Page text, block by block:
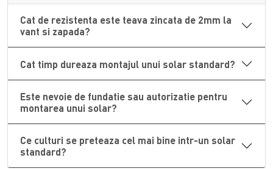
folie de 200 microni ofera o izolatie superioara si o durata de
viata mai lunga, fiind ideala pentru zonele cu ierni aspre.
Pentru a mentine un mediu de lucru curat si a preveni
cresterea buruienilor, poti utiliza in interiorul acestor
solarii legumesifolie agrotextil, in timp ce pentru lunile
caniculare, instalarea unorplase umbrireprofesionale va
proteja plantele de arsurile solare. Aceasta combinatie de
accesorii asigura un control total asupra microclimatului,
permitandu-ti sa obtii rezultate profesionale cu un efort
minim.
Structuri robuste pentru protectia
Cat de rezistenta este teava zincata de 2mm la
vant si zapada?
Cat timp dureaza montajul unui solar standard?
Este nevoie de fundatie sau autorizatie pentru
montarea unui solar?
Ce culturi se preteaza cel mai bine intr-un solar
standard?